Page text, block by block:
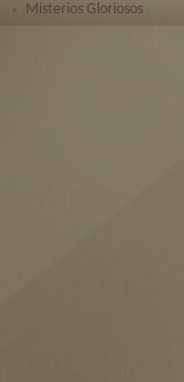
Misterios Gloriosos